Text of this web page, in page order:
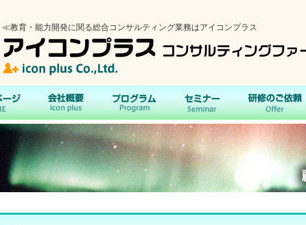
≪教育・能力開発に関る総合コンサルティング業務はアイコンプラス
トップページ セミナー